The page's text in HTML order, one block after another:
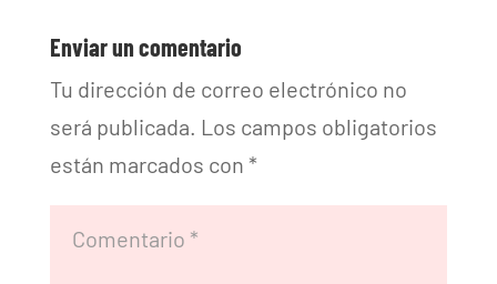
Enviar un comentario
Tu dirección de correo electrónico no
será publicada. Los campos obligatorios
están marcados con *